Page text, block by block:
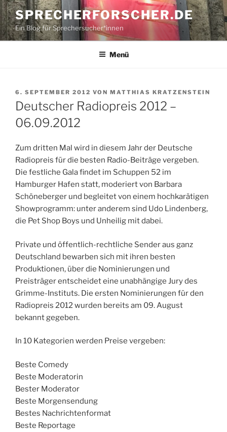
Zum
Inhalt
springen
SPRECHERFORSCHER.DE
Ein Blog für Sprechersucher*innen
Menü
VERÖFFENTLICHT
AM
6. SEPTEMBER 2012 VON MATTHIAS KRATZENSTEIN
Deutscher Radiopreis 2012 –
06.09.2012
Zum dritten Mal wird in diesem Jahr der Deutsche
Radiopreis für die besten Radio-Beiträge vergeben.
Die festliche Gala findet im Schuppen 52 im
Hamburger Hafen statt, moderiert von Barbara
Schöneberger und begleitet von einem hochkarätigen
Showprogramm: unter anderem sind Udo Lindenberg,
die Pet Shop Boys und Unheilig mit dabei.
Private und öffentlich-rechtliche Sender aus ganz
Deutschland bewarben sich mit ihren besten
Produktionen, über die Nominierungen und
Preisträger entscheidet eine unabhängige Jury des
Grimme-Instituts. Die ersten Nominierungen für den
Radiopreis 2012 wurden bereits am 09. August
bekannt gegeben.
In 10 Kategorien werden Preise vergeben:
Beste Comedy
Beste Moderatorin
Bester Moderator
Beste Morgensendung
Bestes Nachrichtenformat
Beste Reportage